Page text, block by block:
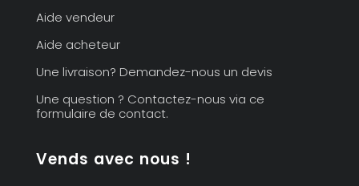
Aide vendeur
Aide acheteur
Une livraison? Demandez-nous un devis
Une question ? Contactez-nous via ce
formulaire de contact.
Vends avec nous !